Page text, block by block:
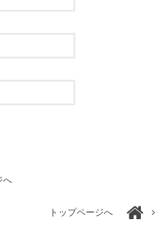
へ
トップページへ